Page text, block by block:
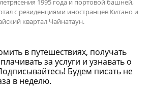
с резиденциями иностранцев Китано и
квартал Чайнатаун.
в путешествиях, получать
за услуги и узнавать о
Будем писать не
в неделю.